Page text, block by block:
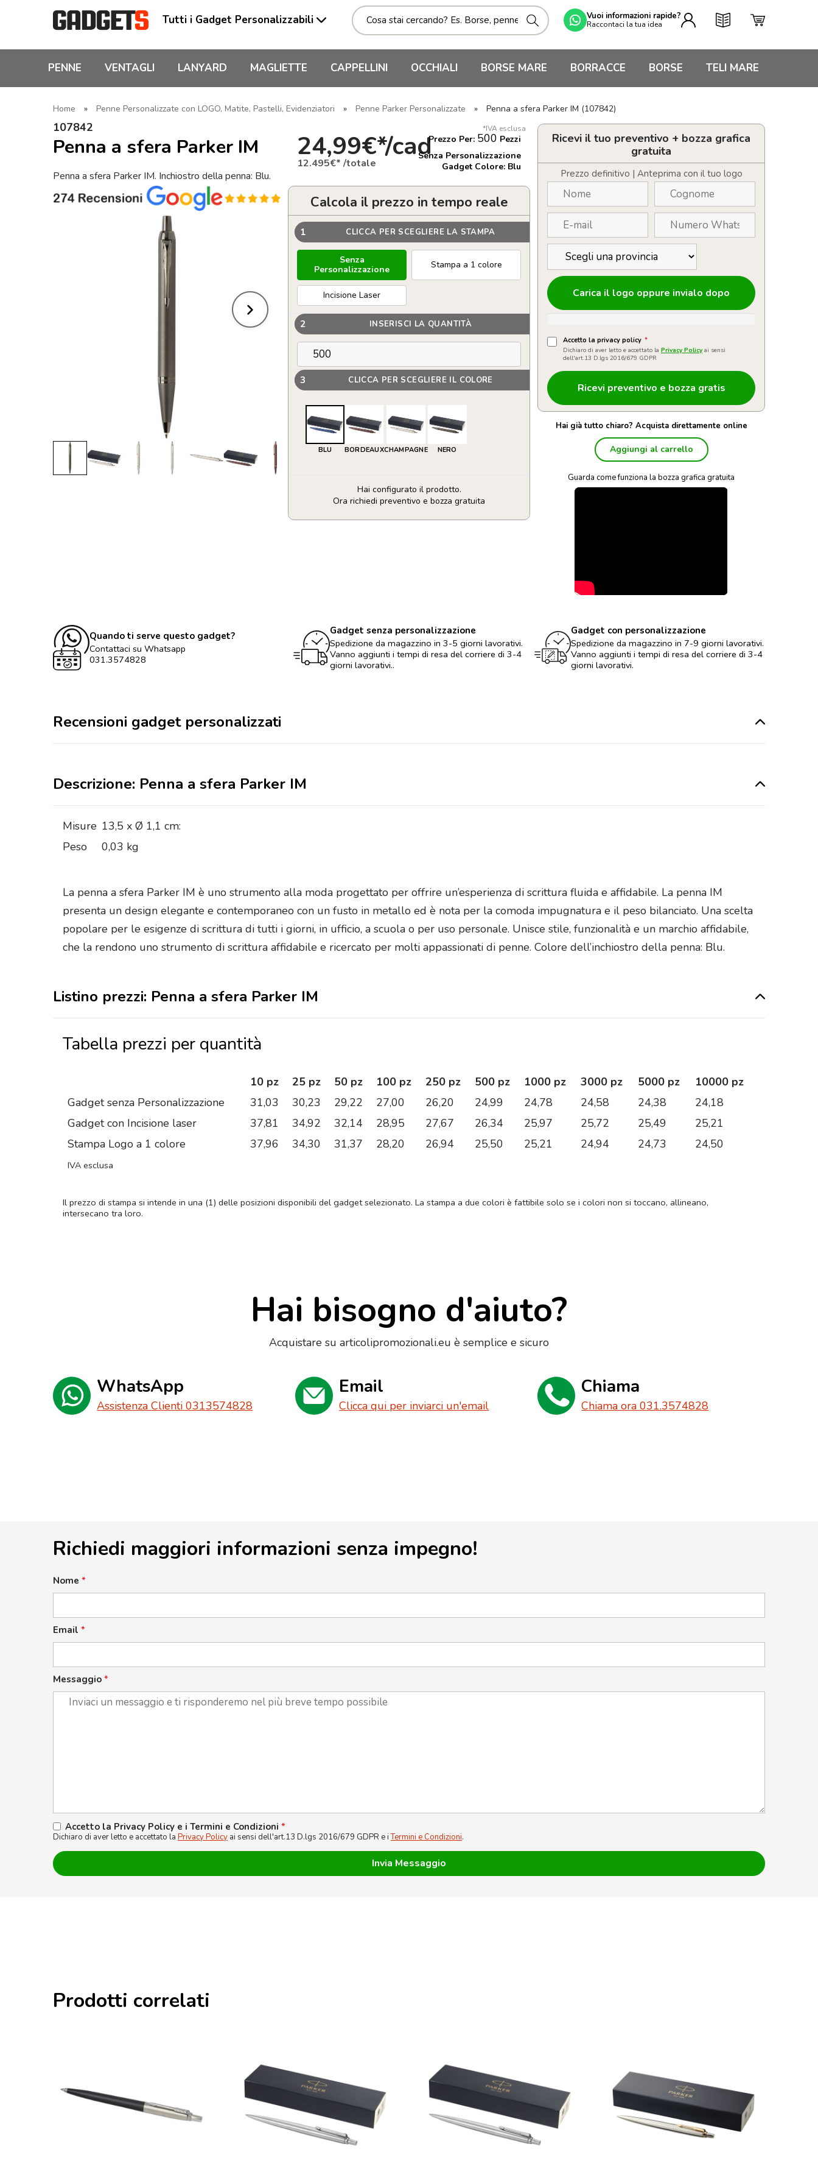
Tutti i Gadget Personalizzabili Vuoi informazioni rapide?
Raccontaci la tua idea
PENNE VENTAGLI LANYARD MAGLIETTE CAPPELLINI OCCHIALI BORSE MARE BORRACCE BORSE TELI MARE
Home » Penne Personalizzate con LOGO, Matite, Pastelli, Evidenziatori » Penne Parker Personalizzate » Penna a sfera Parker IM (107842)
107842
Penna a sfera Parker IM
Penna a sfera Parker IM. Inchiostro della penna: Blu.
*IVA esclusa
24,99€*/cad
12.495€* /totale
Prezzo Per: 500 Pezzi
Senza Personalizzazione
Gadget Colore: Blu
Calcola il prezzo in tempo reale
1 CLICCA PER SCEGLIERE LA STAMPA
Senza
Personalizzazione
Stampa a 1 colore
Incisione Laser
2 INSERISCI LA QUANTITÀ
3 CLICCA PER SCEGLIERE IL COLORE
BLU BORDEAUXCHAMPAGNE NERO
Hai configurato il prodotto.
Ora richiedi preventivo e bozza gratuita
Penna
Ricevi il tuo preventivo + bozza grafica
gratuita
Prezzo definitivo | Anteprima con il tuo logo
Carica il logo oppure invialo dopo
Accetto la privacy policy *
Dichiaro di aver letto e accettato la Privacy Policy ai sensi
dell'art.13 D.lgs 2016/679 GDPR
Hai già tutto chiaro? Acquista direttamente online
Aggiungi al carrello
Guarda come funziona la bozza grafica gratuita
Quando ti serve questo gadget?
Contattaci su Whatsapp
031.3574828
Gadget senza personalizzazione
Spedizione da magazzino in 3-5 giorni lavorativi.
Vanno aggiunti i tempi di resa del corriere di 3-4
giorni lavorativi..
Gadget con personalizzazione
Spedizione da magazzino in 7-9 giorni lavorativi.
Vanno aggiunti i tempi di resa del corriere di 3-4
giorni lavorativi.
Recensioni gadget personalizzati
Descrizione: Penna a sfera Parker IM
Misure 13,5 x Ø 1,1 cm:
Peso
0,03 kg
La penna a sfera Parker IM è uno strumento alla moda progettato per offrire un’esperienza di scrittura fluida e affidabile. La penna IM
presenta un design elegante e contemporaneo con un fusto in metallo ed è nota per la comoda impugnatura e il peso bilanciato. Una scelta
popolare per le esigenze di scrittura di tutti i giorni, in ufficio, a scuola o per uso personale. Unisce stile, funzionalità e un marchio affidabile,
che la rendono uno strumento di scrittura affidabile e ricercato per molti appassionati di penne. Colore dell’inchiostro della penna: Blu.
Listino prezzi: Penna a sfera Parker IM
Tabella prezzi per quantità
10 pz 25 pz 50 pz 100 pz 250 pz 500 pz 1000 pz 3000 pz 5000 pz
10000 pz
Gadget senza Personalizzazione
31,03 30,23 29,22 27,00 26,20 24,99 24,78 24,58 24,38
24,18
Gadget con Incisione laser
37,81 34,92 32,14 28,95 27,67 26,34 25,97 25,72 25,49
25,21
Stampa Logo a 1 colore
37,96 34,30 31,37 28,20 26,94 25,50 25,21 24,94 24,73 24,50
IVA esclusa
Il prezzo di stampa si intende in una (1) delle posizioni disponibili del gadget selezionato. La stampa a due colori è fattibile solo se i colori non si toccano, allineano,
intersecano tra loro.
Hai bisogno d'aiuto?
Acquistare su articolipromozionali.eu è semplice e sicuro
WhatsApp
Assistenza Clienti 0313574828
Email
Clicca qui per inviarci un'email
Chiama
Chiama ora 031.3574828
Richiedi maggiori informazioni senza impegno!
Nome *
Email *
Messaggio *
Accetto la Privacy Policy e i Termini e Condizioni *
Dichiaro di aver letto e accettato la Privacy Policy ai sensi dell'art.13 D.lgs 2016/679 GDPR e iTermini e Condizioni.
Prodotti correlati